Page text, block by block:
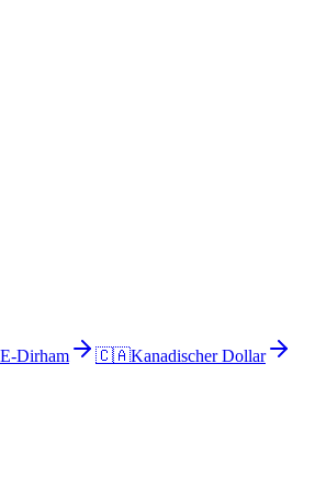
Dirham 🇨🇦Kanadischer Dollar